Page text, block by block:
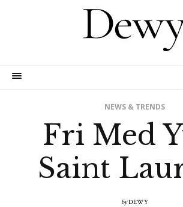
NEWS & TRENDS
Fri Med
Saint
byDEWY